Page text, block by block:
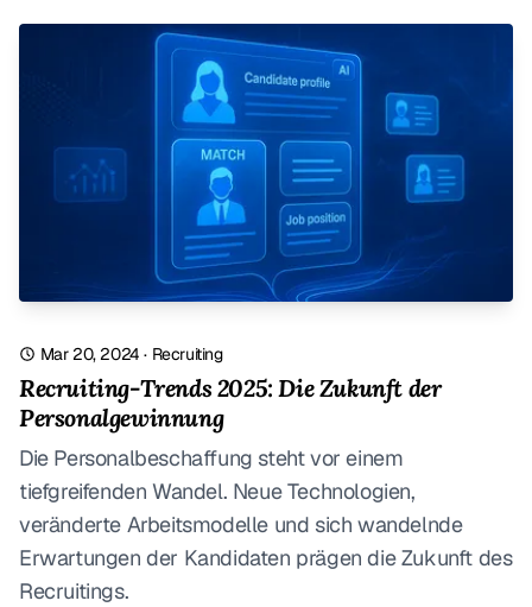
Mar 20, 2024 · Recruiting
Recruiting-Trends 2025: Die Zukunft der
Personalgewinnung
Die Personalbeschaffung steht vor einem
tiefgreifenden Wandel. Neue Technologien,
veränderte Arbeitsmodelle und sich wandelnde
Erwartungen der Kandidaten prägen die Zukunft des
Recruitings.